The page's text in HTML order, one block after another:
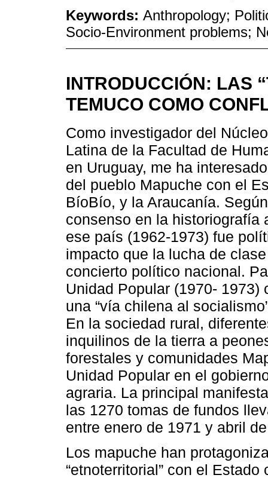
Keywords: Anthropology;
Socio-Environment problems;
INTRODUCCIÓN: LAS
TEMUCO COMO
Como investigador del
Latina de la Facultad de
en Uruguay, me ha
del pueblo Mapuche con el
BíoBío, y la Araucanía.
consenso en la historiografía
ese país (1962-1973) fue
impacto que la lucha de
concierto político nacional.
Unidad Popular (1970-
una “vía chilena al
En la sociedad rural,
inquilinos de la tierra a
forestales y comunidades
Unidad Popular en el
agraria. La principal
las 1270 tomas de fundos
entre enero de 1971 y abril
Los mapuche han
“etnoterritorial” con el